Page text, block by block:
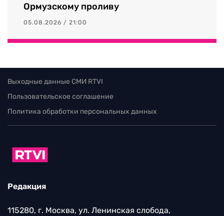
Ормузскому проливу
05.08.2026 / 21:00
Выходные данные СМИ RTVI
Пользовательское соглашение
Политика обработки персональных данных
Редакция
115280, г. Москва, ул. Ленинская слобода,